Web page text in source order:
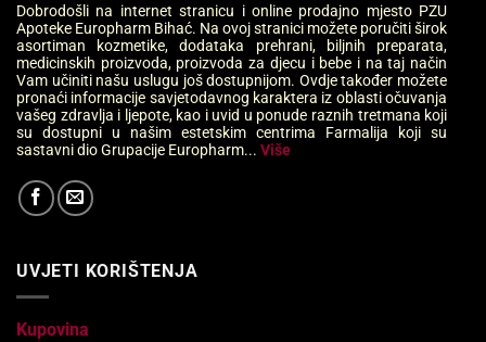
Dobrodošli na internet stranicu i online prodajno mjesto PZU
Apoteke Europharm Bihać. Na ovoj stranici možete poručiti širok
asortiman kozmetike, dodataka prehrani, biljnih preparata,
medicinskih proizvoda, proizvoda za djecu i bebe i na taj način
Vam učiniti našu uslugu još dostupnijom. Ovdje također možete
pronaći informacije savjetodavnog karaktera iz oblasti očuvanja
vašeg zdravlja i ljepote, kao i uvid u ponude raznih tretmana koji
su dostupni u našim estetskim centrima Farmalija koji su
sastavni dio Grupacije Europharm... Više
UVJETI KORIŠTENJA
Kupovina